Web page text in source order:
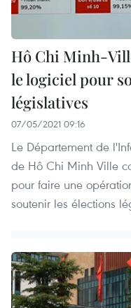
Hô Chi Minh-
le logiciel pour
législatives
07/05/2021 09:16
Le Département de
de Hô Chi Minh Ville
pour faire une
soutenir les élections